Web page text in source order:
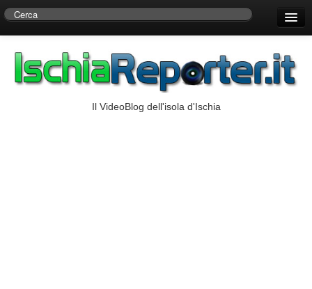
Centro di Ricerche Storiche D’Ambra
Il VideoBlog dell'isola d'Ischia